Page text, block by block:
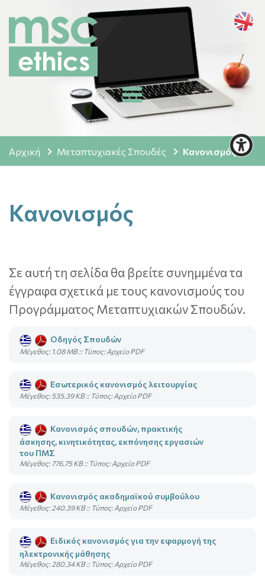
Αρχική Μεταπτυχιακές Σπουδές Κανονισμός
Κανονισμός
Σε αυτή τη σελίδα θα βρείτε συνημμένα τα
έγγραφα σχετικά με τους κανονισμούς του
Προγράμματος Μεταπτυχιακών Σπουδών.
Οδηγός Σπουδών
Mέγεθος: 1.08 MB :: Τύπος: Αρχείο PDF
Εσωτερικός κανονισμός λειτουργίας
Mέγεθος: 535.39 KB :: Τύπος: Αρχείο PDF
Κανονισμός σπουδών, πρακτικής
άσκησης, κινητικότητας, εκπόνησης εργασιών
του ΠΜΣ
Mέγεθος: 776.75 KB :: Τύπος: Αρχείο PDF
Κανονισμός ακαδημαϊκού συμβούλου
Mέγεθος: 240.39 KB :: Τύπος: Αρχείο PDF
Ειδικός κανονισμός για την εφαρμογή της
ηλεκτρονικής μάθησης
Mέγεθος: 280.34 KB :: Τύπος: Αρχείο PDF